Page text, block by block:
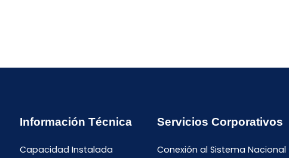
Información Técnica
Capacidad Instalada
Servicios Corporativos
Conexión al Sistema Nacional